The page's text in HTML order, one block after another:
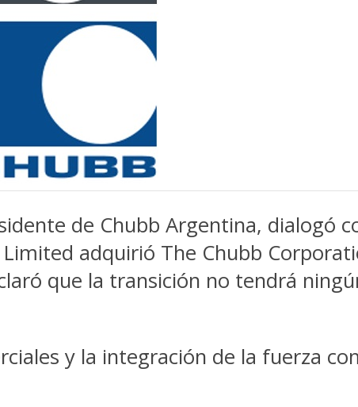
de Chubb Argentina, dialogó
adquirió The Chubb
que la transición no tendrá
y la integración de la fuerza